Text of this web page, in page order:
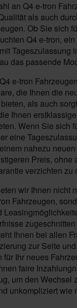
an Q4 e-tron
als auch
Ob Sie sich
Q4 e-tron,
Tageszulassung
das passende
e-tron
die Ihnen die
als auch
Ihnen
Wenn Sie sich
eine
nahezu
Preis, ohne
verzichten zu
wir Ihnen nicht
Fahrzeugen,
Ihnen bei allen
zur Seite
Ihr neues
faire
um den Wechsel
unkompliziert wie